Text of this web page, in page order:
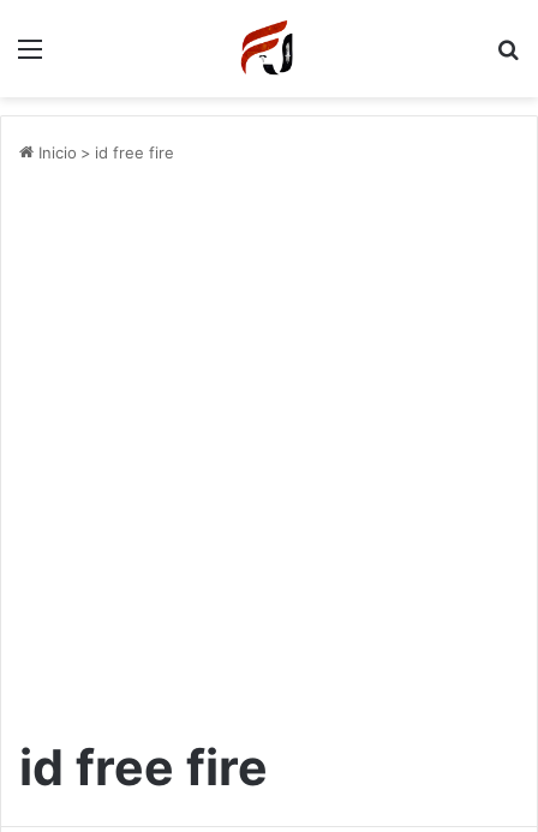
Menu
Inicio > id free fire
id free fire